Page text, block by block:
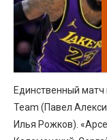
Единственный матч
Team (Павел
Илья Рожков).